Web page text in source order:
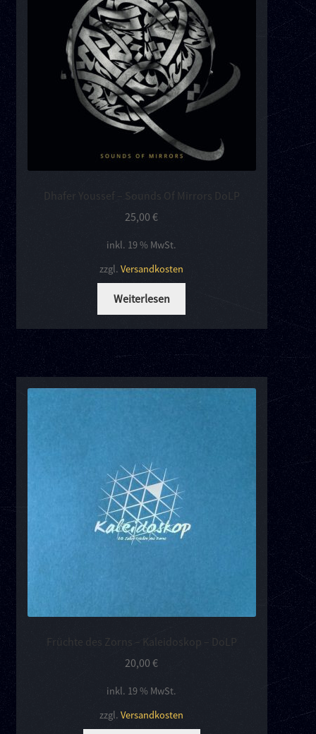
Dhafer Youssef – Sounds Of Mirrors DoLP
25,00€
inkl. 19 % MwSt.
zzgl.Versandkosten
Weiterlesen
Früchte des Zorns – Kaleidoskop – DoLP
20,00€
inkl. 19 % MwSt.
zzgl.Versandkosten